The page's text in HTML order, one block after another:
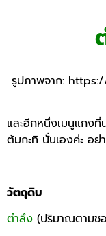
รูปภาพจาก:
และอีกหนึ่งเมนูแกงที่
ต้มกะทิ นั่นเองค่ะ อย่
วัตถุดิบ
ตำลึง (ปริมาณตามช